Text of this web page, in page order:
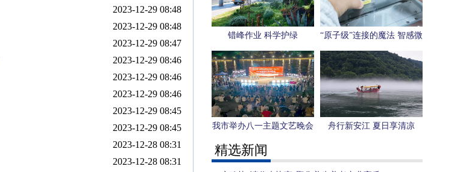
错峰作业 科学护绿
“原子级”连接的魔法 智感微
电子用一枚芯片感知“人形
机器人”未来
我市举办八一主题文艺晚会 舟行新安江 夏日享清凉
精选新闻
2023-12-29 08:48
2023-12-29 08:48
2023-12-29 08:47
2023-12-29 08:46
2023-12-29 08:46
2023-12-29 08:46
2023-12-29 08:45
2023-12-29 08:45
2023-12-28 08:31
2023-12-28 08:31